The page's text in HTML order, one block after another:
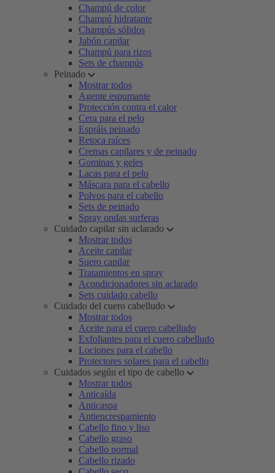
Champú de color
Champú hidratante
Champús sólidos
Jabón capilar
Champú para rizos
Sets de champús
Peinado
Mostrar todos
Agente espumante
Protección contra el calor
Cera para el pelo
Espráis peinado
Retoca raíces
Cremas capilares y de peinado
Gominas y geles
Lacas para el pelo
Máscara para el cabello
Polvos para el cabello
Sets de peinado
Spray ondas surferas
Cuidado capilar sin aclarado
Mostrar todos
Aceite capilar
Suero capilar
Tratamientos en spray
Acondicionadores sin aclarado
Sets cuidado cabello
Cuidado del cuero cabelludo
Mostrar todos
Aceite para el cuero cabelludo
Exfoliantes para el cuero cabelludo
Lociones para el cabello
Protectores solares para el cabello
Cuidados según el tipo de cabello
Mostrar todos
Anticaída
Anticaspa
Antiencrespamiento
Cabello fino y liso
Cabello graso
Cabello normal
Cabello rizado